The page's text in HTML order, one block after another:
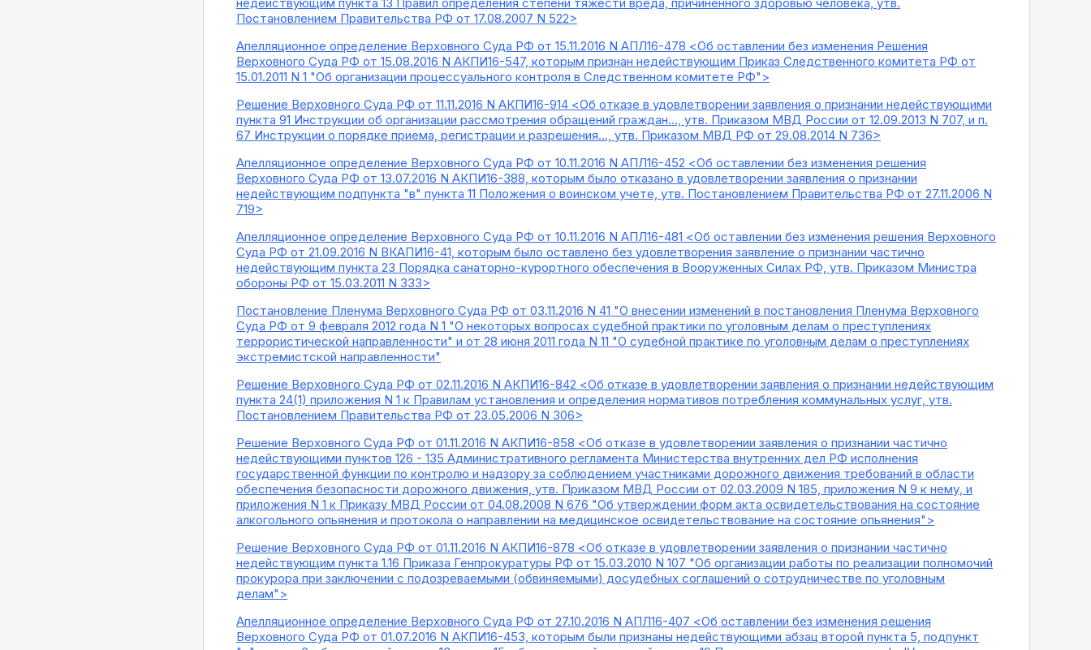
Постановлением Правительства РФ от 17.08.2007 N 522>
Апелляционное определение Верховного Суда РФ от 15.11.2016 N АПЛ16-478 <Об оставлении без изменения Решения
Верховного Суда РФ от 15.08.2016 N АКПИ16-547, которым признан недействующим Приказ Следственного комитета РФ от
15.01.2011 N 1 "Об организации процессуального контроля в Следственном комитете РФ">
Решение Верховного Суда РФ от 11.11.2016 N АКПИ16-914 <Об отказе в удовлетворении заявления о признании недействующими
пункта 91 Инструкции об организации рассмотрения обращений граждан..., утв. Приказом МВД России от 12.09.2013 N 707, и п.
67 Инструкции о порядке приема, регистрации и разрешения..., утв. Приказом МВД РФ от 29.08.2014 N 736>
Апелляционное определение Верховного Суда РФ от 10.11.2016 N АПЛ16-452 <Об оставлении без изменения решения
Верховного Суда РФ от 13.07.2016 N АКПИ16-388, которым было отказано в удовлетворении заявления о признании
недействующим подпункта "в" пункта 11 Положения о воинском учете, утв. Постановлением Правительства РФ от 27.11.2006 N
719>
Апелляционное определение Верховного Суда РФ от 10.11.2016 N АПЛ16-481 <Об оставлении без изменения решения Верховного
Суда РФ от 21.09.2016 N ВКАПИ16-41, которым было оставлено без удовлетворения заявление о признании частично
недействующим пункта 23 Порядка санаторно-курортного обеспечения в Вооруженных Силах РФ, утв. Приказом Министра
обороны РФ от 15.03.2011 N 333>
Постановление Пленума Верховного Суда РФ от 03.11.2016 N 41 "О внесении изменений в постановления Пленума Верховного
Суда РФ от 9 февраля 2012 года N 1 "О некоторых вопросах судебной практики по уголовным делам о преступлениях
террористической направленности" и от 28 июня 2011 года N 11 "О судебной практике по уголовным делам о преступлениях
экстремистской направленности"
Решение Верховного Суда РФ от 02.11.2016 N АКПИ16-842 <Об отказе в удовлетворении заявления о признании недействующим
пункта 24(1) приложения N 1 к Правилам установления и определения нормативов потребления коммунальных услуг, утв.
Постановлением Правительства РФ от 23.05.2006 N 306>
Решение Верховного Суда РФ от 01.11.2016 N АКПИ16-858 <Об отказе в удовлетворении заявления о признании частично
недействующими пунктов 126 - 135 Административного регламента Министерства внутренних дел РФ исполнения
государственной функции по контролю и надзору за соблюдением участниками дорожного движения требований в области
обеспечения безопасности дорожного движения, утв. Приказом МВД России от 02.03.2009 N 185, приложения N 9 к нему, и
приложения N 1 к Приказу МВД России от 04.08.2008 N 676 "Об утверждении форм акта освидетельствования на состояние
алкогольного опьянения и протокола о направлении на медицинское освидетельствование на состояние опьянения">
Решение Верховного Суда РФ от 01.11.2016 N АКПИ16-878 <Об отказе в удовлетворении заявления о признании частично
недействующим пункта 1.16 Приказа Генпрокуратуры РФ от 15.03.2010 N 107 "Об организации работы по реализации полномочий
прокурора при заключении с подозреваемыми (обвиняемыми) досудебных соглашений о сотрудничестве по уголовным
делам">
Апелляционное определение Верховного Суда РФ от 27.10.2016 N АПЛ16-407 <Об оставлении без изменения решения
Верховного Суда РФ от 01.07.2016 N АКПИ16-453, которым были признаны недействующими абзац второй пункта 5, подпункт